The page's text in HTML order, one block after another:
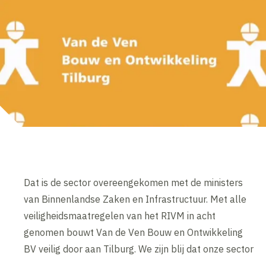
Dat is de sector overeengekomen met de ministers
van Binnenlandse Zaken en Infrastructuur. Met alle
veiligheidsmaatregelen van het RIVM in acht
genomen bouwt Van de Ven Bouw en Ontwikkeling
BV veilig door aan Tilburg. We zijn blij dat onze sector